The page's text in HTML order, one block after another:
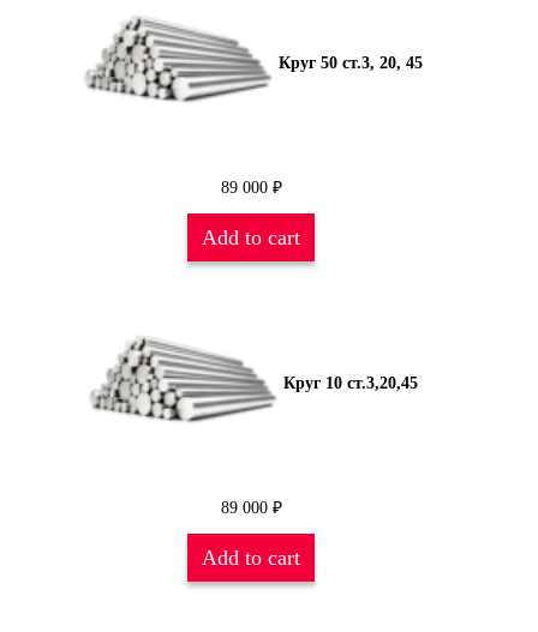
Круг 50 ст.3, 20, 45
89 000 ₽
Add to cart
Круг 10 ст.3,20,45
89 000 ₽
Add to cart